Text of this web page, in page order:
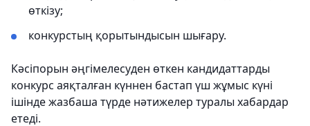
өткізу;
конкурстың қорытындысын шығару.
Кәсіпорын әңгімелесуден өткен кандидаттарды
конкурс аяқталған күннен бастап үш жұмыс күні
ішінде жазбаша түрде нәтижелер туралы хабардар
етеді.